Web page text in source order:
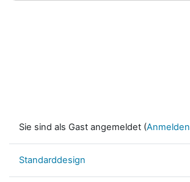
Sie sind als Gast angemeldet (Anmelden
Standarddesign